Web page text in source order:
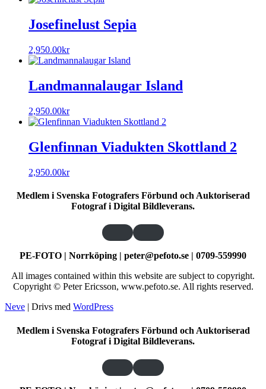
Josefinelust Sepia
2,950.00kr
Landmannalaugar Island
2,950.00kr
Glenfinnan Viadukten Skottland 2
2,950.00kr
Medlem i Svenska Fotografers Förbund och Auktoriserad
Fotograf i Digital Bildleverans.
PE-FOTO | Norrköping | peter@pefoto.se | 0709-559990
All images contained within this website are subject to copyright.
Copyright © Peter Ericsson, www.pefoto.se. All rights reserved.
Neve | Drivs med WordPress
Medlem i Svenska Fotografers Förbund och Auktoriserad
Fotograf i Digital Bildleverans.